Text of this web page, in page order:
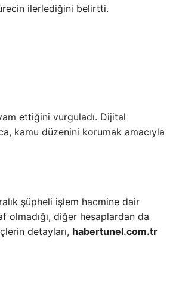
ilerlediğini belirtti.
ettiğini vurguladı. Dijital
kamu düzenini korumak amacıyla
şüpheli işlem hacmine dair
olmadığı, diğer hesaplardan da
detayları, habertunel.com.tr